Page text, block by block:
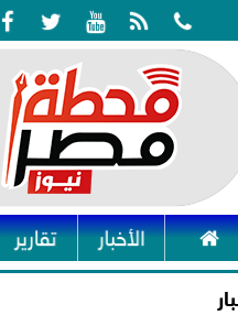
    
 الأخبار تقارير